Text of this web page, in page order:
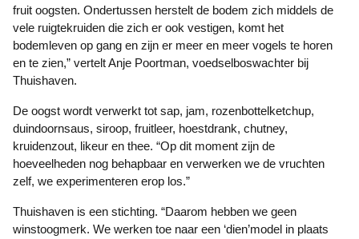
fruit oogsten. Ondertussen herstelt de bodem zich middels de
vele ruigtekruiden die zich er ook vestigen, komt het
bodemleven op gang en zijn er meer en meer vogels te horen
en te zien,” vertelt Anje Poortman, voedselboswachter bij
Thuishaven.
De oogst wordt verwerkt tot sap, jam, rozenbottelketchup,
duindoornsaus, siroop, fruitleer, hoestdrank, chutney,
kruidenzout, likeur en thee. “Op dit moment zijn de
hoeveelheden nog behapbaar en verwerken we de vruchten
zelf, we experimenteren erop los.”
Thuishaven is een stichting. “Daarom hebben we geen
winstoogmerk. We werken toe naar een ‘dien’model in plaats